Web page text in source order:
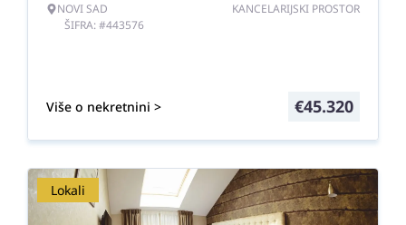
NOVI SAD
ŠIFRA: #443576
KANCELARIJSKI PROSTOR
Više o nekretnini > €45.320
Lokali